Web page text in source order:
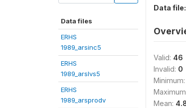
Data files
ERHS
1989_arsinc5
ERHS
1989_arslvs5
ERHS
1989_arsprodv
Data file:
Valid: 46
Invalid: 0
Minimum:
Mean: